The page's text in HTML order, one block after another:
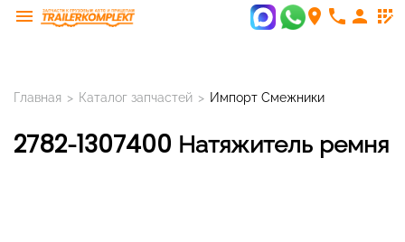
menu room phone person app_registration
Главная > Каталог запчастей > Импорт Смежники
2782-1307400 Натяжитель ремня